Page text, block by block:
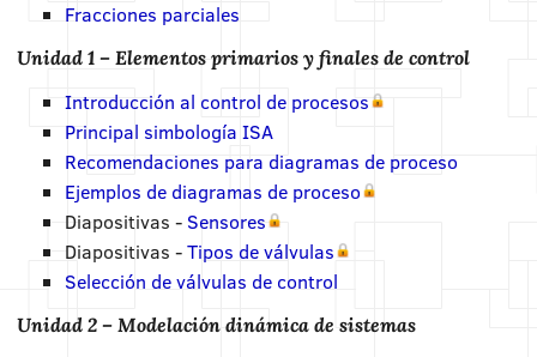
Fracciones parciales
Unidad 1 – Elementos primarios y finales de control
Introducción al control de procesos
Principal simbología ISA
Recomendaciones para diagramas de proceso
Ejemplos de diagramas de proceso
Diapositivas - Sensores
Diapositivas -Tipos de válvulas
Selección de válvulas de control
Unidad 2 – Modelación dinámica de sistemas